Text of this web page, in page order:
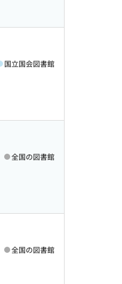
国立国会図書館
全国の図書館
全国の図書館